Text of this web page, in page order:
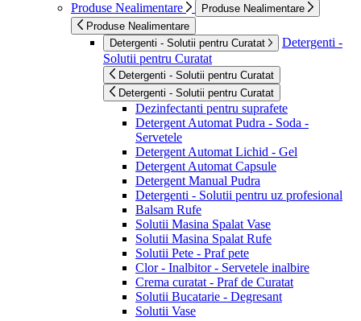
Produse Nealimentare
Produse Nealimentare
Produse Nealimentare
Detergenti - Solutii pentru Curatat
Detergenti -
Solutii pentru Curatat
Detergenti - Solutii pentru Curatat
Detergenti - Solutii pentru Curatat
Dezinfectanti pentru suprafete
Detergent Automat Pudra - Soda -
Servetele
Detergent Automat Lichid - Gel
Detergent Automat Capsule
Detergent Manual Pudra
Detergenti - Solutii pentru uz profesional
Balsam Rufe
Solutii Masina Spalat Vase
Solutii Masina Spalat Rufe
Solutii Pete - Praf pete
Clor - Inalbitor - Servetele inalbire
Crema curatat - Praf de Curatat
Solutii Bucatarie - Degresant
Solutii Vase